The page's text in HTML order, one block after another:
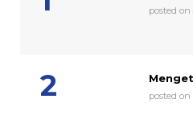
posted
posted on